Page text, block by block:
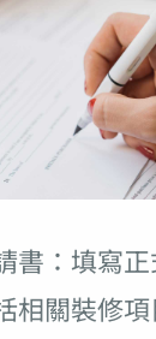
書：填寫正
相關裝修